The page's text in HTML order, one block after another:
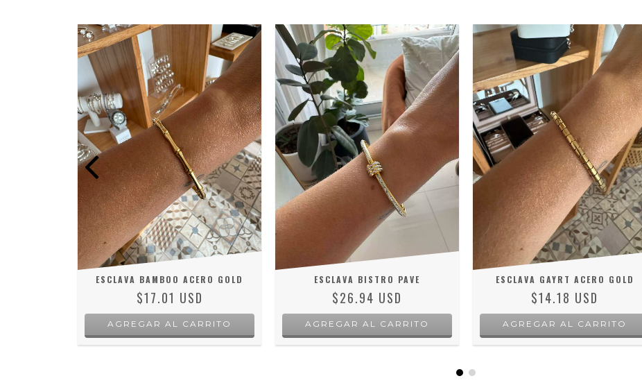
ESCLAVA BAMBOO ACERO GOLD
$17.01 USD
ESCLAVA BISTRO PAVE
$26.94 USD
ESCLAVA GAYRT ACERO GOLD
$14.18 USD